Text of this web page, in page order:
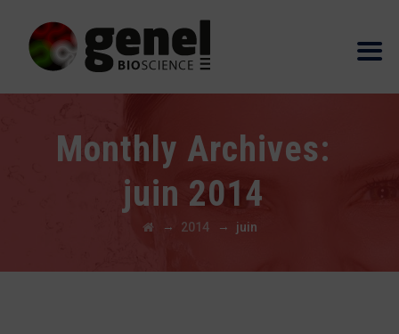
Monthly Archives:
juin 2014
→ 2014→ juin